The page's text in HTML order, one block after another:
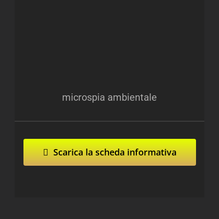
microspia ambientale
Scarica la scheda informativa